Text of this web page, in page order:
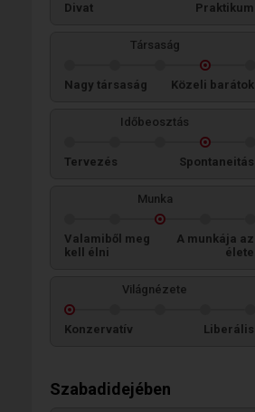
Divat Praktikum
Társaság
Nagy társaság Közeli barátok
Időbeosztás
Tervezés Spontaneitás
Munka
Valamiből meg
kell élni
A munkája az
élete
Világnézete
Konzervatív Liberális
Szabadidejében